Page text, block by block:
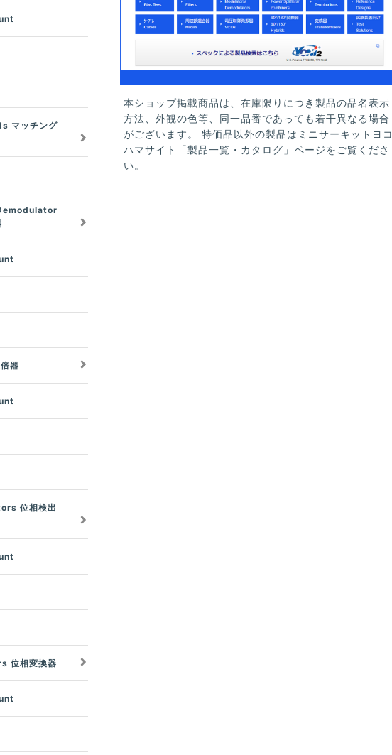
本ショップ掲載商品は、在庫限りにつき製品の品名表示
方法、外観の色等、同一品番であっても若干異なる場合
がございます。 特価品以外の製品はミニサーキットヨコ
ハマサイト「製品一覧・カタログ」ページをご覧くださ
い。
マッチング
器
位相検出
位相変換器